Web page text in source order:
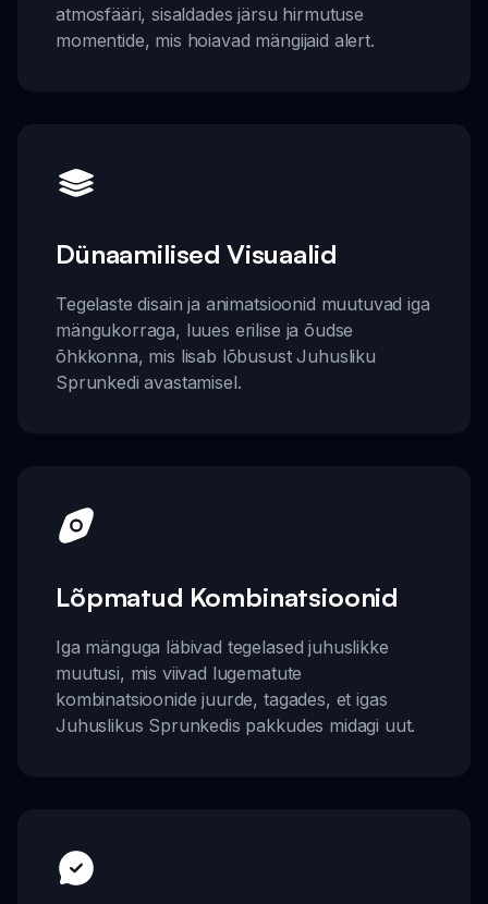
atmosfääri, sisaldades järsu hirmutuse
momentide, mis hoiavad mängijaid alert.
Dünaamilised Visuaalid
Tegelaste disain ja animatsioonid muutuvad iga
mängukorraga, luues erilise ja õudse
õhkkonna, mis lisab lõbusust Juhusliku
Sprunkedi avastamisel.
Lõpmatud Kombinatsioonid
Iga mänguga läbivad tegelased juhuslikke
muutusi, mis viivad lugematute
kombinatsioonide juurde, tagades, et igas
Juhuslikus Sprunkedis pakkudes midagi uut.